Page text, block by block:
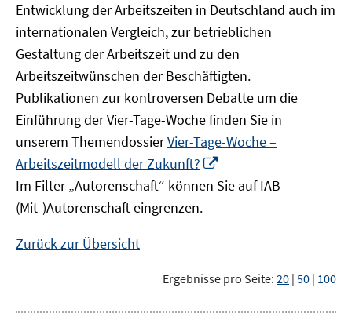
Entwicklung der Arbeitszeiten in Deutschland auch im
internationalen Vergleich, zur betrieblichen
Gestaltung der Arbeitszeit und zu den
Arbeitszeitwünschen der Beschäftigten.
Publikationen zur kontroversen Debatte um die
Einführung der Vier-Tage-Woche finden Sie in
unserem ThemendossierVier-Tage-Woche –
Arbeitszeitmodell der Zukunft?
neuem
Im Filter „Autorenschaft“ können Sie auf IAB-
(Mit-)Autorenschaft eingrenzen.
Zurück zur Übersicht
Ergebnisse pro Seite: 20 | 50 | 100